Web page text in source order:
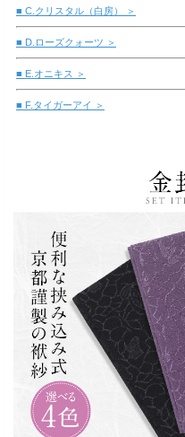
■ C.クリスタル（白房） ＞
■ D.ローズクォーツ ＞
■ E.オニキス ＞
■ F.タイガーアイ ＞